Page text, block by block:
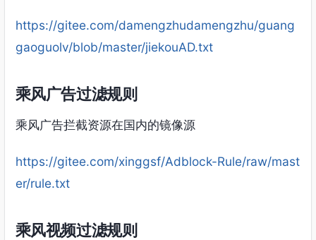
https://gitee.com/damengzhudamengzhu/guang
gaoguolv/blob/master/jiekouAD.txt
乘风广告过滤规则
乘风广告拦截资源在国内的镜像源
https://gitee.com/xinggsf/Adblock-Rule/raw/mast
er/rule.txt
乘风视频过滤规则